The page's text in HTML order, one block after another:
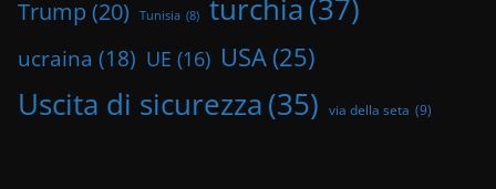
Trump (20) Tunisia (8) turchia(37)
ucraina (18) UE (16) USA (25)
Uscita di sicurezza(35) via della seta (9)